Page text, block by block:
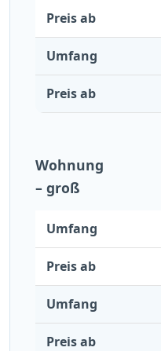
Wohnung
– groß